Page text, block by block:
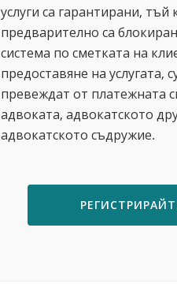
услуги са гарантирани, тъй
предварително са
система по сметката на
предоставяне на услугата,
превеждат от платежната
адвоката, адвокатското
адвокатското съдружие.